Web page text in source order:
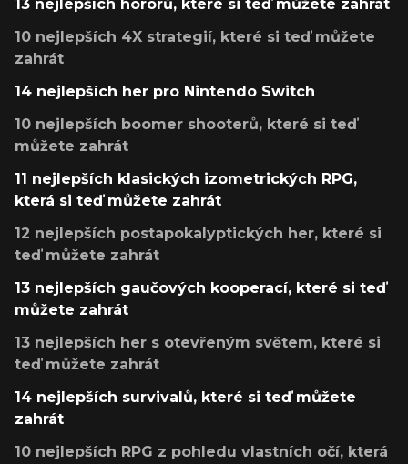
13 nejlepších hororů, které si teď můžete zahrát
10 nejlepších 4X strategií, které si teď můžete
zahrát
14 nejlepších her pro Nintendo Switch
10 nejlepších boomer shooterů, které si teď
můžete zahrát
11 nejlepších klasických izometrických RPG,
která si teď můžete zahrát
12 nejlepších postapokalyptických her, které si
teď můžete zahrát
13 nejlepších gaučových kooperací, které si teď
můžete zahrát
13 nejlepších her s otevřeným světem, které si
teď můžete zahrát
14 nejlepších survivalů, které si teď můžete
zahrát
10 nejlepších RPG z pohledu vlastních očí, která